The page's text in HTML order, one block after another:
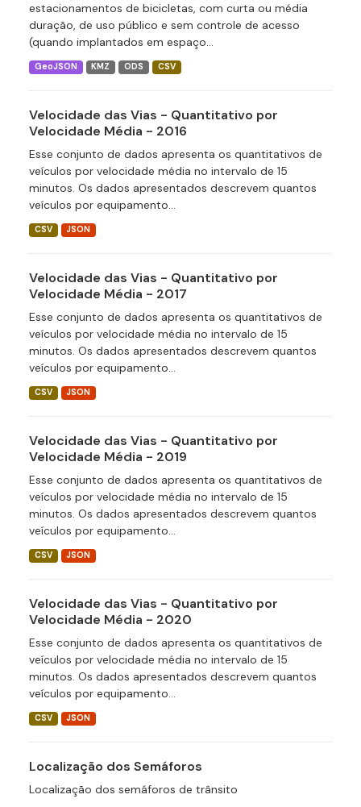
estacionamentos de bicicletas, com curta ou média
duração, de uso público e sem controle de acesso
(quando implantados em espaço...
GeoJSON KMZ ODS CSV
Velocidade das Vias - Quantitativo por
Velocidade Média - 2016
Esse conjunto de dados apresenta os quantitativos de
veículos por velocidade média no intervalo de 15
minutos. Os dados apresentados descrevem quantos
veículos por equipamento...
CSV JSON
Velocidade das Vias - Quantitativo por
Velocidade Média - 2017
Esse conjunto de dados apresenta os quantitativos de
veículos por velocidade média no intervalo de 15
minutos. Os dados apresentados descrevem quantos
veículos por equipamento...
CSV JSON
Velocidade das Vias - Quantitativo por
Velocidade Média - 2019
Esse conjunto de dados apresenta os quantitativos de
veículos por velocidade média no intervalo de 15
minutos. Os dados apresentados descrevem quantos
veículos por equipamento...
CSV JSON
Velocidade das Vias - Quantitativo por
Velocidade Média - 2020
Esse conjunto de dados apresenta os quantitativos de
veículos por velocidade média no intervalo de 15
minutos. Os dados apresentados descrevem quantos
veículos por equipamento...
CSV JSON
Localização dos Semáforos
Localização dos semáforos de trânsito